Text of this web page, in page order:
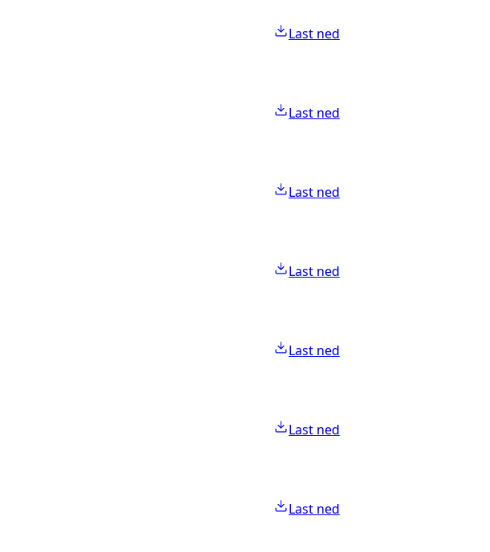
Last ned
Last ned
Last ned
Last ned
Last ned
Last ned
Last ned